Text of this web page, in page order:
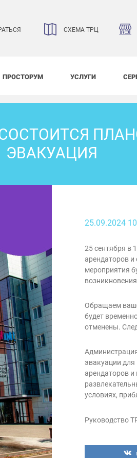
СХЕМА ТРЦ
ПРОСТОРУМ УСЛУГИ
ЭВАКУАЦИЯ
25.09.2024
25 сентября в
арендаторов
мероприятия
Обращаем
будет
отменены.
эвакуации
арендаторов
условиях,
Руководство
мероприятия